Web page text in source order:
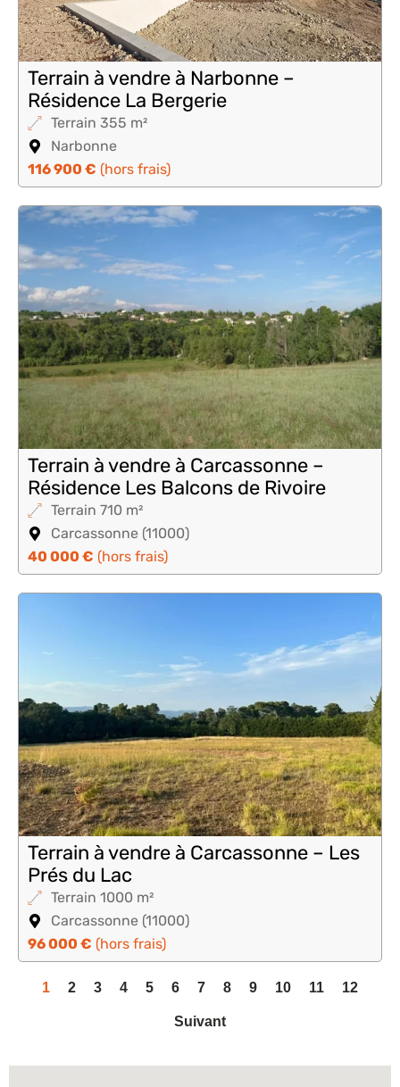
Terrain à vendre à Narbonne –
Résidence La Bergerie
Terrain 355 m²
Narbonne
116 900 € (hors frais)
Terrain à vendre à Carcassonne –
Résidence Les Balcons de Rivoire
Terrain 710 m²
Carcassonne (11000)
40 000 € (hors frais)
Terrain à vendre à Carcassonne – Les
Prés du Lac
Terrain 1000 m²
Carcassonne (11000)
96 000 € (hors frais)
1 2 3 4 5 6 7 8 9 10 11 12
Suivant